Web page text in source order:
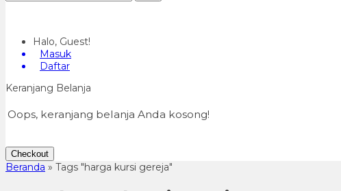
Halo, Guest!
Masuk
Daftar
Keranjang Belanja
Oops, keranjang belanja Anda kosong!
Checkout
Beranda » Tags "harga kursi gereja"